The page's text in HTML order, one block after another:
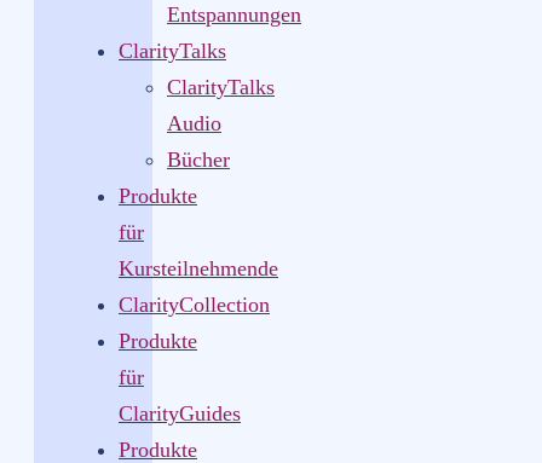
Entspannungen
ClarityTalks
ClarityTalks
Audio
Bücher
Produkte
für
Kursteilnehmende
ClarityCollection
Produkte
für
ClarityGuides
Produkte